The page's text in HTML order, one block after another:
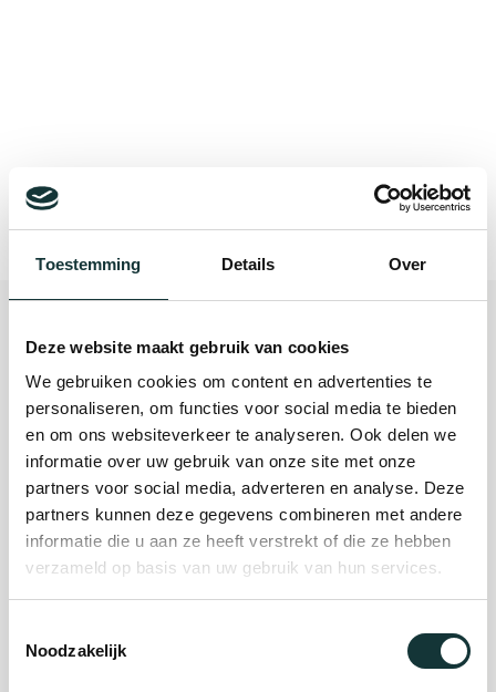
Toestemming Details Over
Deze website maakt gebruik van cookies
We gebruiken cookies om content en advertenties te
personaliseren, om functies voor social media te bieden
en om ons websiteverkeer te analyseren. Ook delen we
informatie over uw gebruik van onze site met onze
partners voor social media, adverteren en analyse. Deze
partners kunnen deze gegevens combineren met andere
informatie die u aan ze heeft verstrekt of die ze hebben
verzameld op basis van uw gebruik van hun services.
Noodzakelijk
Bekijk alle blogberichten
Plan je bezoek
Evenement
organiseren
Steun ons
Orgel Masterclass